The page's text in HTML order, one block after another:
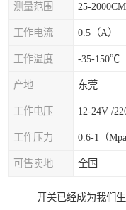
测量范围 25-2000CM
工作电流 0.5（A）
工作温度 -35-150℃
产地 东莞
工作电压 12-24V /
工作压力 0.6-1（Mpa
可售卖地 全国
开关已经成为我们